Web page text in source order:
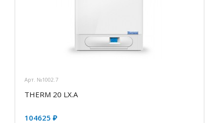
Арт. №1002.7
THERM 20 LX.А
104625 ₽